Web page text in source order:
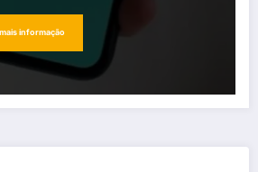
informação